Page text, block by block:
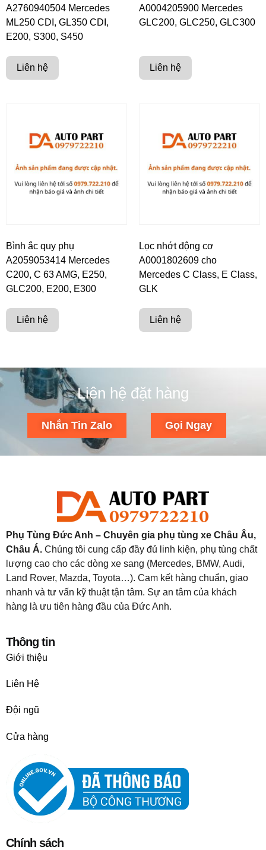
A2760940504 Mercedes
ML250 CDI, GL350 CDI,
E200, S300, S450
Liên hệ
A0004205900 Mercedes
GLC200, GLC250, GLC300
Liên hệ
Bình ắc quy phụ
A2059053414 Mercedes
C200, C 63 AMG, E250,
GLC200, E200, E300
Liên hệ
Lọc nhớt động cơ
A0001802609 cho
Mercedes C Class, E Class,
GLK
Liên hệ
Liên hệ đặt hàng
Nhắn Tin Zalo Gọi Ngay
Phụ Tùng Đức Anh – Chuyên gia phụ tùng xe Châu Âu,
Châu Á. Chúng tôi cung cấp đầy đủ linh kiện, phụ tùng chất
lượng cao cho các dòng xe sang (Mercedes, BMW, Audi,
Land Rover, Mazda, Toyota…). Cam kết hàng chuẩn, giao
nhanh và tư vấn kỹ thuật tận tâm. Sự an tâm của khách
hàng là ưu tiên hàng đầu của Đức Anh.
Thông tin
Giới thiệu
Liên Hệ
Đội ngũ
Cửa hàng
Chính sách